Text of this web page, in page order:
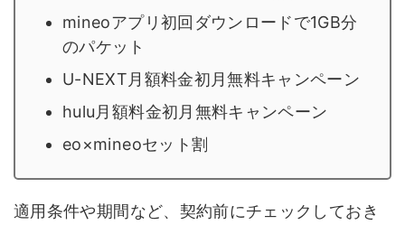
mineoアプリ初回ダウンロードで1GB分
のパケット
U-NEXT月額料金初月無料キャンペーン
hulu月額料金初月無料キャンペーン
eo×mineoセット割
適用条件や期間など、契約前にチェックしておき